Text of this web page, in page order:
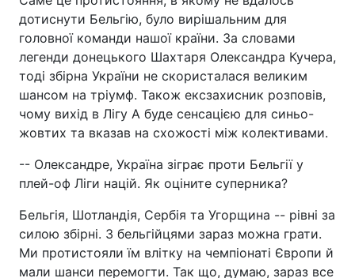
дотиснути Бельгію, було вирішальним для
головної команди нашої країни. За словами
легенди донецького Шахтаря Олександра Кучера,
тоді збірна України не скористалася великим
шансом на тріумф. Також ексзахисник розповів,
чому вихід в Лігу А буде сенсацією для синьо-
жовтих та вказав на схожості між колективами.
-- Олександре, Україна зіграє проти Бельгії у
плей-оф Ліги націй. Як оціните суперника?
Бельгія, Шотландія, Сербія та Угорщина -- рівні за
силою збірні. З бельгійцями зараз можна грати.
Ми протистояли їм влітку на чемпіонаті Європи й
мали шанси перемогти. Так що, думаю, зараз все